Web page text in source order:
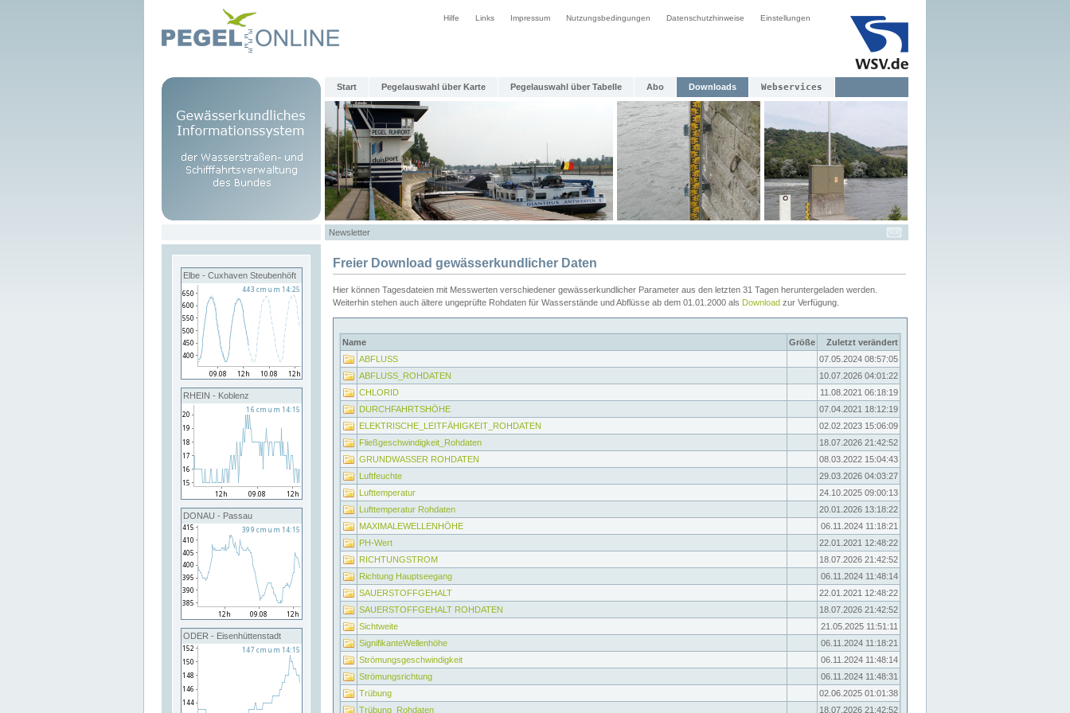
Hilfe Links Impressum Nutzungsbedingungen Datenschutzhinweise Einstellungen
Start Pegelauswahl über Karte Pegelauswahl über Tabelle Abo Downloads Webservices
Newsletter
Elbe - Cuxhaven Steubenhöft
RHEIN - Koblenz
DONAU - Passau
ODER - Eisenhüttenstadt
Freier Download gewässerkundlicher Daten
Hier können Tagesdateien mit Messwerten verschiedener gewässerkundlicher Parameter aus den letzten 31 Tagen heruntergeladen werden.
Weiterhin stehen auch ältere ungeprüfte Rohdaten für Wasserstände und Abflüsse ab dem 01.01.2000 als Download zur Verfügung.
Name Größe
Zuletzt verändert
ABFLUSS
07.05.2024 08:57:05
ABFLUSS_ROHDATEN
10.07.2026 04:01:22
CHLORID
11.08.2021 06:18:19
DURCHFAHRTSHÖHE
07.04.2021 18:12:19
ELEKTRISCHE_LEITFÄHIGKEIT_ROHDATEN
02.02.2023 15:06:09
Fließgeschwindigkeit_Rohdaten
18.07.2026 21:42:52
GRUNDWASSER ROHDATEN
08.03.2022 15:04:43
Luftfeuchte
29.03.2026 04:03:27
Lufttemperatur
24.10.2025 09:00:13
Lufttemperatur Rohdaten
20.01.2026 13:18:22
MAXIMALEWELLENHÖHE
06.11.2024 11:18:21
PH-Wert
22.01.2021 12:48:22
RICHTUNGSTROM
18.07.2026 21:42:52
Richtung Hauptseegang
06.11.2024 11:48:14
SAUERSTOFFGEHALT
22.01.2021 12:48:22
SAUERSTOFFGEHALT ROHDATEN
18.07.2026 21:42:52
Sichtweite
21.05.2025 11:51:11
SignifikanteWellenhöhe
06.11.2024 11:18:21
Strömungsgeschwindigkeit
06.11.2024 11:48:14
Strömungsrichtung
06.11.2024 11:48:31
Trübung
02.06.2025 01:01:38
Trübung_Rohdaten
18.07.2026 21:42:52